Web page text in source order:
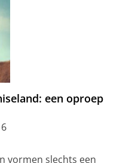
een oproep
vormen slechts een